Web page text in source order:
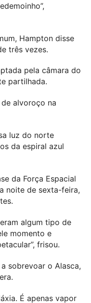
Hampton disse
três vezes.
pela câmara do
partilhada.
alvoroço na
luz do norte
da espiral azul
da Força Espacial
noite de sexta-feira,
algum tipo de
momento e
frisou.
sobrevoar o Alasca,
É apenas vapor